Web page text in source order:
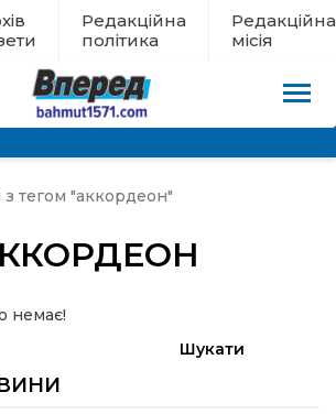
Редакційна
політика
Редакційна
місія
з тегом "аккордеон"
немає!